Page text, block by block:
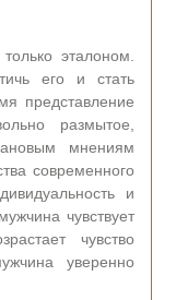
эталоном.
его и стать
представление
размытое,
мнениям
современного
и
чувствует
чувство
уверенно